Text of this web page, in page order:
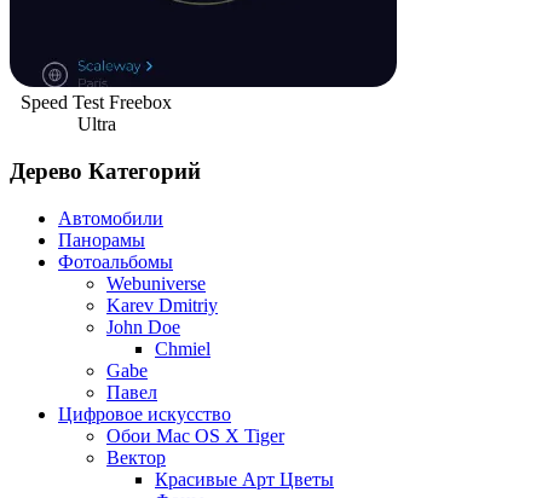
Speed Test Freebox
Ultra
Дерево Категорий
Автомобили
Панорамы
Фотоальбомы
Webuniverse
Karev Dmitriy
John Doe
Chmiel
Gabe
Павел
Цифровое искусство
Обои Mac OS X Tiger
Вектор
Красивые Арт Цветы